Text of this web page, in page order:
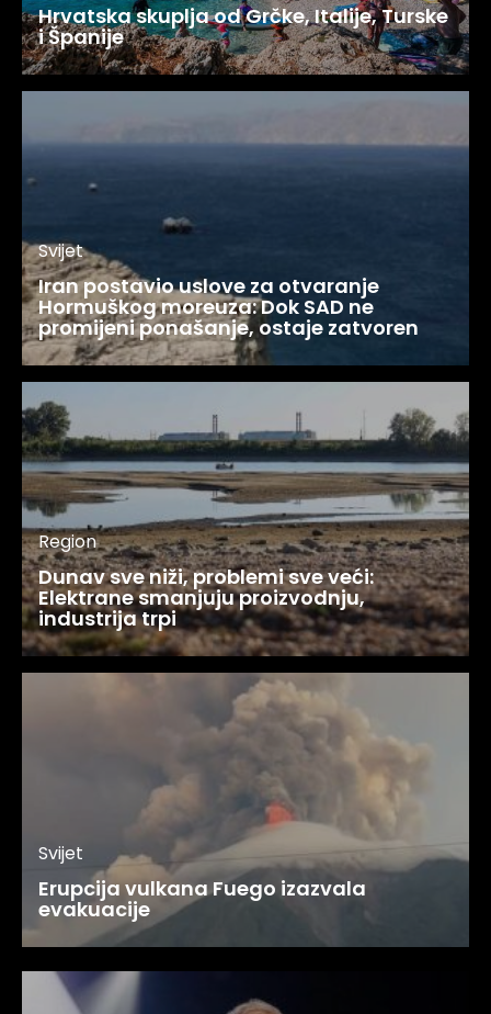
Hrvatska skuplja od Grčke, Italije, Turske
i Španije
Svijet
Iran postavio uslove za otvaranje
Hormuškog moreuza: Dok SAD ne
promijeni ponašanje, ostaje zatvoren
Region
Dunav sve niži, problemi sve veći:
Elektrane smanjuju proizvodnju,
industrija trpi
Svijet
Erupcija vulkana Fuego izazvala
evakuacije